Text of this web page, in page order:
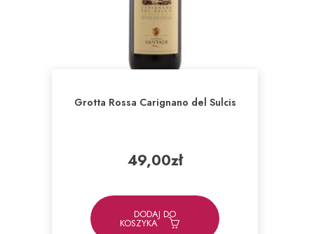
Grotta Rossa Carignano del Sulcis
49,00zł
DODAJ DO
KOSZYKA